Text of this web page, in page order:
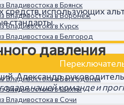
Владивостока в Брянск
Владивостока в Воронеж
Владивостока в Курск
Владивостока в Белгород
Владивостока в Волгодонск
Владивостока в Шахты
Владивостока в Сочи
использующих
стандарты.
давления
Александр,
нашей команде и